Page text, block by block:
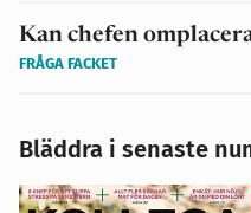
Kan chefen
FRÅGA FACKET
Bläddra i senaste